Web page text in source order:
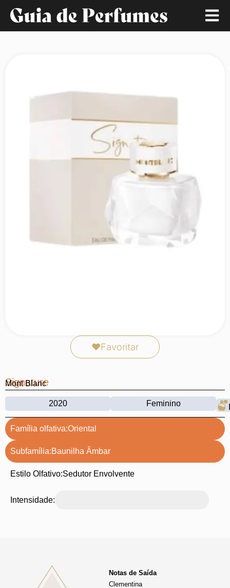
❤Favoritar
Signature
Mont Blanc
2020 Feminino
Família olfativa:Oriental
Subfamília:Baunilha Âmbar
Estilo Olfativo:Sedutor Envolvente
Intensidade:
Notas de Saída
Clementina